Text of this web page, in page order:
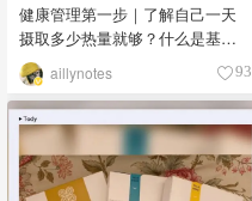
健康管理第一步｜了解自己一天
摄取多少热量就够？什么是基础
代谢率（BMR）？
aillynotes 93